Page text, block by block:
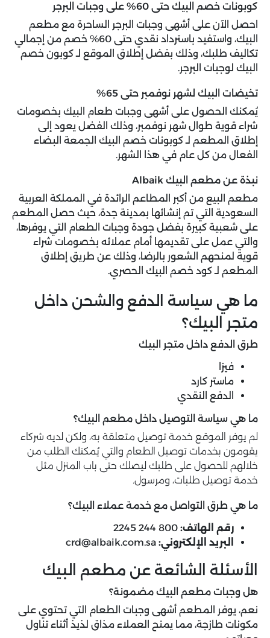
كوبونات خصم البيك حتى 60% على وجبات البرجر
احصل الآن على أشهى وجبات البرجر الساحرة مع مطعم
البيك، واستفيد باسترداد نقدي حتى 60% خصم من إجمالي
تكاليف طلبك، وذلك بفضل إطلاق الموقع لـ كوبون خصم
البيك لوجبات البرجر.
تخيضات البيك لشهر نوفمبر حتى 65%
يُمكنك الحصول على أشهى وجبات طعام البيك بخصومات
شراء قوية طوال شهر نوفمبر، وذلك الفضل يعود إلى
إطلاق المطعم لـ كوبونات خصم البيك الجمعة البضاء
الفعال من كل عام في هذا الشهر.
نبذة عن مطعم البيك Albaik
مطعم البيع من أكبر المطاعم الرائدة في المملكة العربية
السعودية التي تم إنشائها بمدينة جدة، حيث حصل المطعم
على شعبية كبيرة بفضل جودة وجبات الطعام التي يوفرها،
والتي عمل على تقديمها أمام عملائه بخصومات شراء
قوية لمنحهم الشعور بالرضا، وذلك عن طريق إطلاق
المطعم لـ كود خصم البيك الحصري.
ما هي سياسة الدفع والشحن داخل
متجر البيك؟
طرق الدفع داخل متجر البيك
فيزا
ماستر كارد
الدفع النقدي
ما هي سياسة التوصيل داخل مطعم البيك؟
لم يوفر الموقع خدمة توصيل متعلقة به، ولكن لديه شركاء
يقومون بخدمات توصيل الطعام والتي يُمكنك الطلب من
خلالهم للحصول على طلبك ليصلك حتى باب المنزل مثل
خدمة توصيل طلبات، ومرسول.
ما هي طرق التواصل مع خدمة عملاء البيك؟
رقم الهاتف:
البريد الإلكتروني:
الأسئلة الشائعة عن مطعم البيك
هل وجبات مطعم البيك مضمونة؟
نعم، يوفر المطعم أشهى وجبات الطعام التي تحتوي على
مكونات طازجة، مما يمنح العملاء مذاق لذيذ أثناء تناول